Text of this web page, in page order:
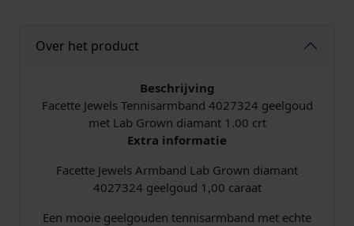
i
j
k
e
p
i
:
€
n
a
b
a
d
Over het product
Beschrijving
Facette Jewels Tennisarmband 4027324 geelgoud
met Lab Grown diamant 1.00 crt
Extra informatie
Facette Jewels Armband Lab Grown diamant
4027324 geelgoud 1,00 caraat
Een mooie geelgouden tennisarmband met echte